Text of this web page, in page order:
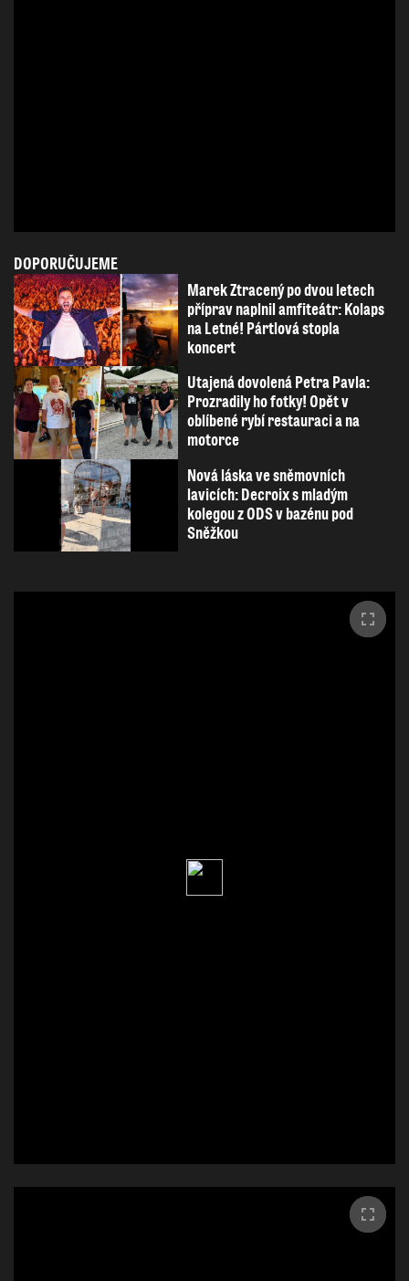
DOPORUČUJEME
Marek Ztracený po dvou letech
příprav naplnil amfiteátr: Kolaps
na Letné! Pártlová stopla
koncert
Utajená dovolená Petra Pavla:
Prozradily ho fotky! Opět v
oblíbené rybí restauraci a na
motorce
Nová láska ve sněmovních
lavicích: Decroix s mladým
kolegou z ODS v bazénu pod
Sněžkou